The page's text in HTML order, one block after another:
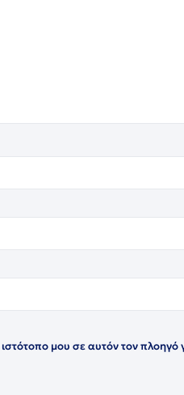
μου σε αυτόν τον